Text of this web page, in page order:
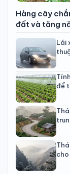
Hàng cây
đất và tăng
Lái
để